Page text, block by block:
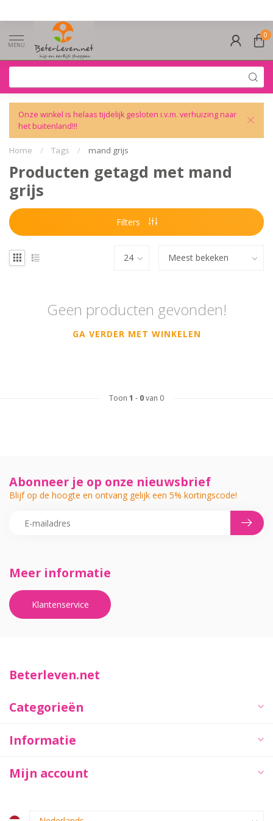
MENU
0
Onze winkel is helaas tijdelijk gesloten i.v.m. verhuizing naar
het buitenland!!!
Home / Tags / mand grijs
Producten getagd met mand
grijs
Filters
Geen producten gevonden!
GA VERDER MET WINKELEN
Toon 1 - 0van 0
Meer informatie
Klantenservice
Abonneer je op onze nieuwsbrief
Blijf op de hoogte en ontvang gelijk een 5% kortingscode!
Beterleven.net
Categorieën
Informatie
Mijn account